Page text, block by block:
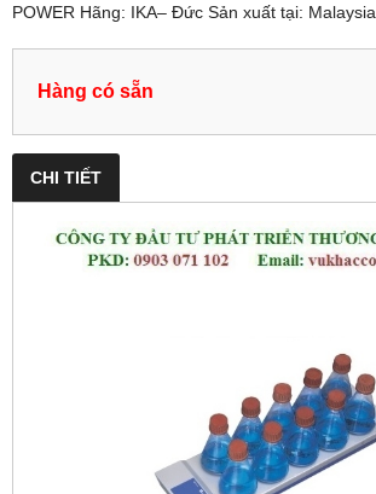
POWER Hãng: IKA– Đức Sản xuất tại: Malaysia
Hàng có sẵn
CHI TIẾT